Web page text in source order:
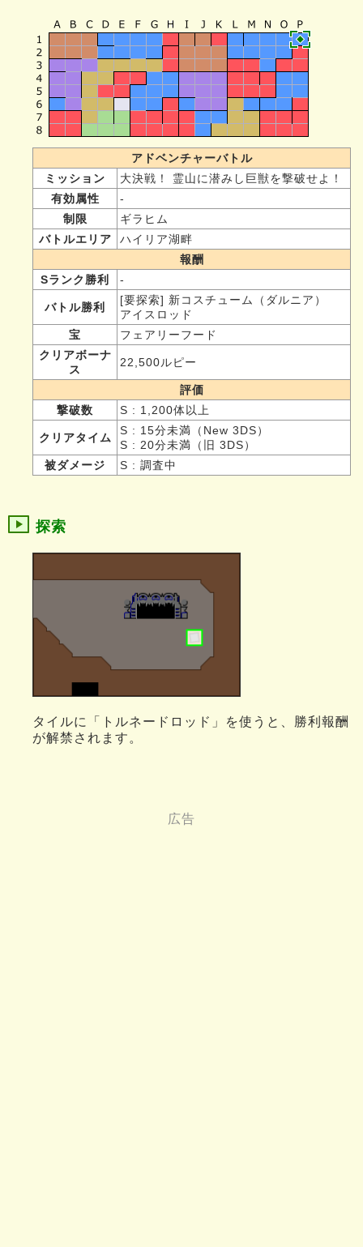
アドベンチャーバトル
ミッション
大決戦！ 霊山に潜みし巨獣を撃破せよ！
有効属性
-
制限
ギラヒム
バトルエリア
ハイリア湖畔
報酬
Sランク勝利
-
バトル勝利
[要探索] 新コスチューム（ダルニア）
アイスロッド
宝
フェアリーフード
クリアボーナ
ス
22,500ルピー
評価
撃破数
S : 1,200体以上
クリアタイム
S : 15分未満（New 3DS）
S : 20分未満（旧 3DS）
被ダメージ
S : 調査中
探索
タイルに「トルネードロッド」を使うと、勝利報酬
が解禁されます。